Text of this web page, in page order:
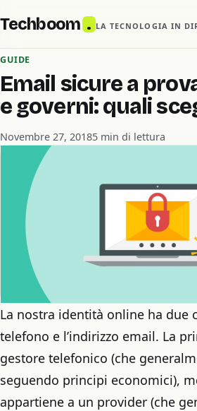
Techboom . LA TECNOLOGIA IN
GUIDE
Email sicure a
e governi: quali
Novembre 27, 20185 min di lettura
La nostra identità online ha due
telefono e l’indirizzo email. La
gestore telefonico (che
seguendo principi economici),
appartiene a un provider (che